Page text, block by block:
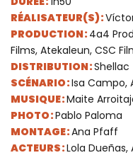
RÉALISATEUR(S) :
PRODUCTION : 4a4
Films, Atekaleun, CSC
DISTRIBUTION :Shellac
SCÉNARIO :Isa Campo,
MUSIQUE :Maite
PHOTO :Pablo Paloma
MONTAGE :Ana Pfaff
ACTEURS :Lola Dueñas,